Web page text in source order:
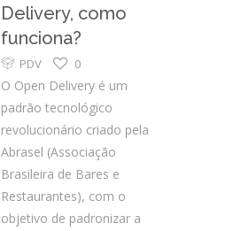
Delivery, como
funciona?
PDV 0
O Open Delivery é um
padrão tecnológico
revolucionário criado pela
Abrasel (Associação
Brasileira de Bares e
Restaurantes), com o
objetivo de padronizar a